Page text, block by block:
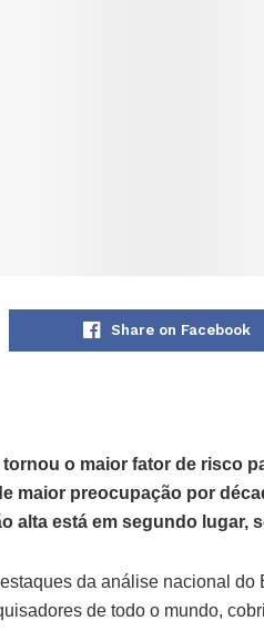
Share on Facebook
tornou o maior fator de risco
maior preocupação por
alta está em segundo lugar,
da análise nacional
de todo o mundo,